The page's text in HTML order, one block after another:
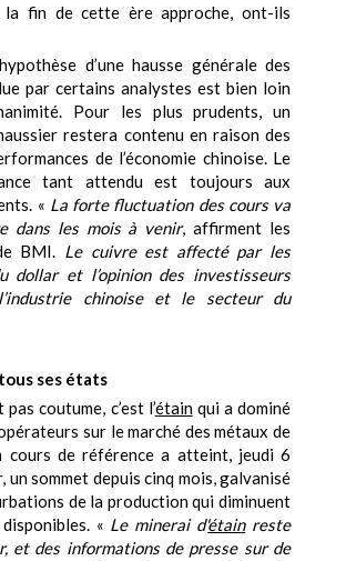
la fin de cette ère approche, ont-ils
d’une hausse générale des
par certains analystes est bien loin
Pour les plus prudents, un
restera contenu en raison des
de l’économie chinoise. Le
tant attendu est toujours aux
« La forte fluctuation des cours va
dans les mois à venir, affirment les
BMI. Le cuivre est affecté par les
dollar et l’opinion des investisseurs
chinoise et le secteur du
ses états
pas coutume, c’est l’étainqui a dominé
sur le marché des métaux de
cours de référence a atteint, jeudi 6
un sommet depuis cinq mois, galvanisé
de la production qui diminuent
« Le minerai d'étainreste
et des informations de presse sur de